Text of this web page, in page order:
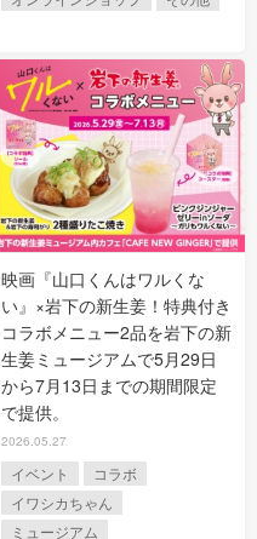
映画『山口くんはワルくな
い』×岩下の新生姜！特典付き
コラボメニュー2品を岩下の新
生姜ミュージアムで5月29日
から7月13日までの期間限定
で提供。
2026.05.27
イベント
コラボ
イワシカちゃん
ミュージアム